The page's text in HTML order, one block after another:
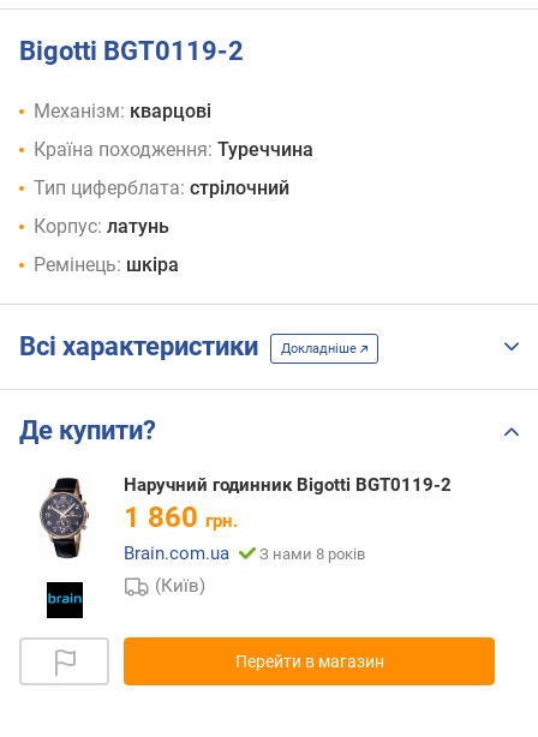
Bigotti BGT0119-2
Механізм: кварцові
Країна походження: Туреччина
Тип циферблата: стрілочний
Корпус: латунь
Ремінець: шкіра
Всі характеристики Докладніше
Де купити?
Наручний годинник Bigotti BGT0119-2
1 860 грн.
Brain.com.ua
З нами 8 років
(Київ)
Перейти в магазин